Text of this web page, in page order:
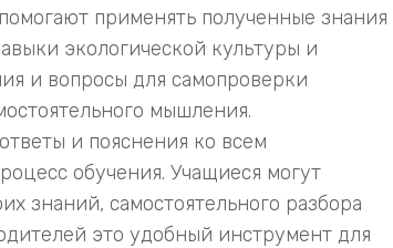
применять полученные знания
экологической культуры и
и вопросы для самопроверки
мышления.
и пояснения ко всем
обучения. Учащиеся могут
знаний, самостоятельного разбора
это удобный инструмент для